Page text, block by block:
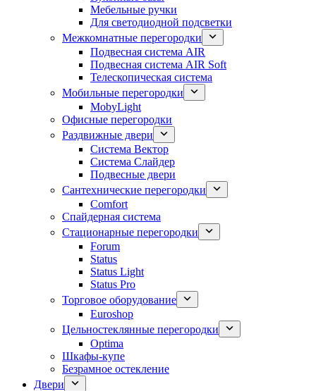
Мебельные ручки
Для светодиодной подсветки
Межкомнатные перегородки
Подвесная система AIR
Подвесная система AIR Soft
Телескопическая система
Мобильные перегородки
MobyLight
Офисные перегородки
Раздвижные двери
Система Вектор
Система Слайдер
Подвесные двери
Сантехнические перегородки
Comfort
Спайдерная система
Стационарные перегородки
Forum
Status
Status Light
Status Pro
Торговое оборудование
Euroshop
Цельностеклянные перегородки
Optima
Шкафы-купе
Безрамное остекление
Двери